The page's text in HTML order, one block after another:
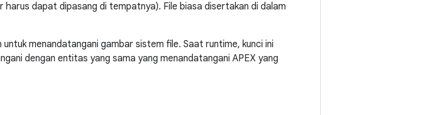
dapat dipasang di tempatnya). File biasa disertakan di dalam
untuk menandatangani gambar sistem file. Saat runtime, kunci ini
dengan entitas yang sama yang menandatangani APEX yang